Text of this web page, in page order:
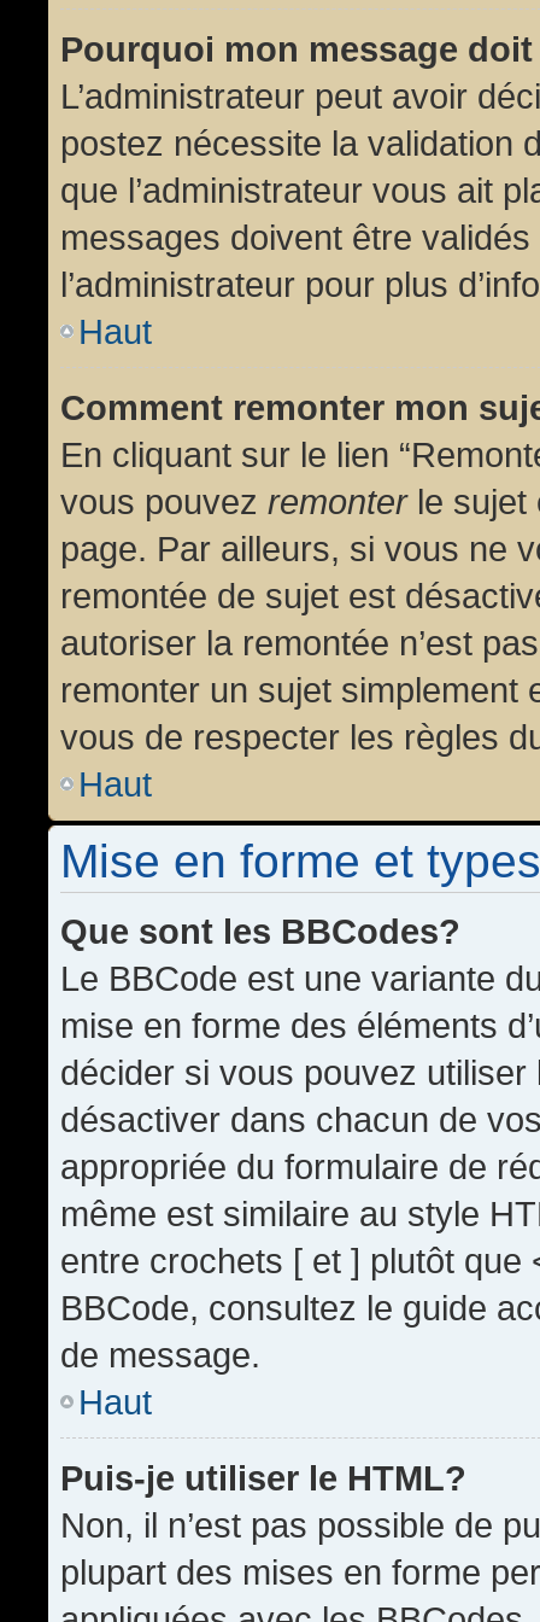
Pourquoi mon message
L’administrateur peut avoir
postez nécessite la validation
que l’administrateur vous ait
messages doivent être
l’administrateur pour plus
Haut
Comment remonter mon
En cliquant sur le lien
vous pouvez remonterle sujet
page. Par ailleurs, si vous ne
remontée de sujet est
autoriser la remontée n’est
remonter un sujet simplement
vous de respecter les règles
Haut
Mise en forme et
Que sont les BBCodes?
Le BBCode est une variante
mise en forme des éléments
décider si vous pouvez
désactiver dans chacun de
appropriée du formulaire de
même est similaire au style
entre crochets [ et ] plutôt que
BBCode, consultez le guide
de message.
Haut
Puis-je utiliser le HTML?
Non, il n’est pas possible de
plupart des mises en forme